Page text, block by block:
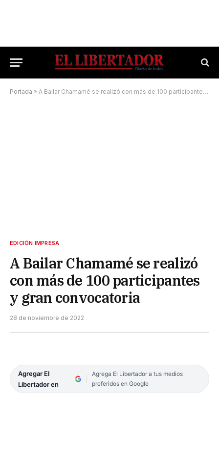
Portada » A Bailar Chamamé se realizó con más de 100 participantes y gran convocatoria
EDICIÓN IMPRESA
A Bailar Chamamé se realizó
con más de 100 participantes
y gran convocatoria
28 de noviembre de 2022
Agregar El
Libertador en
Agrega El Libertador a tus medios
preferidos en Google